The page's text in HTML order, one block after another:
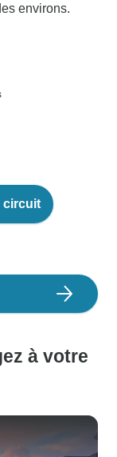
environs.
circuit
à votre